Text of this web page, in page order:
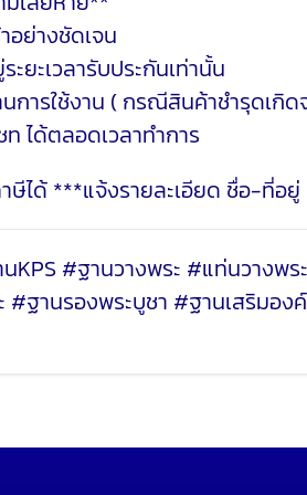
ย่างชัดเจน
ยะเวลารับประกันเท่านั้น
การใช้งาน ( กรณีสินค้าชำรุดเกิ
ได้ตลอดเวลาทำการ
ษีได้ ***แจ้งรายละเอียด ชื่อ-ที่อ
KPS #ฐานวางพระ #แท่นวาง
#ฐานรองพระบูชา #ฐานเสริมอ